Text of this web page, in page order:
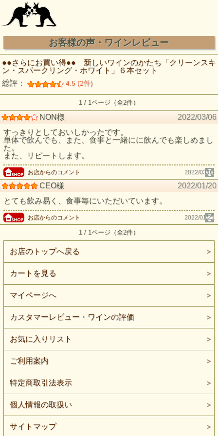
お客様の声・ワインレビュー
●●さらにお買い得●● 新しいワインのかたち「クリーンスキ
ン・スパークリング・ホワイト」６本セット
総評：
4.5 (2件)
1 / 1ページ（全2件）
NON様
2022/03/06
すっきりとしておいしかったです。
単体で飲んでも、また、食事と一緒にに飲んでも楽しめまし
た。
また、リピートします。
お店からのコメント 2022/03/08
CEO様
2022/01/20
とても飲み易く、食事毎にいただいています。
お店からのコメント 2022/01/21
1 / 1ページ（全2件）
お店のトップへ戻る
カートを見る
マイページへ
カスタマーレビュー・ワインの評価
お気に入りリスト
ご利用案内
特定商取引法表示
個人情報の取扱い
サイトマップ